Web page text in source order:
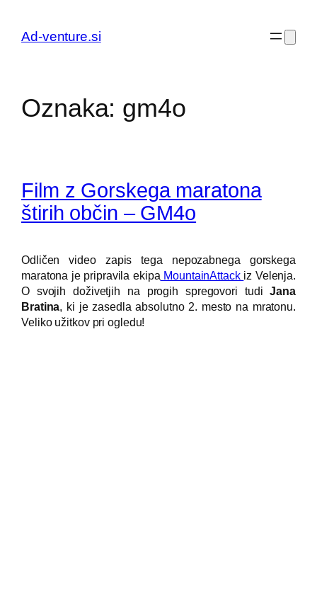
vsebino
Ad-venture.si
Oznaka: gm4o
Film z Gorskega maratona
štirih občin – GM4o
Odličen video zapis tega nepozabnega gorskega
maratona je pripravila ekipa MountainAttack iz Velenja.
O svojih doživetjih na progih spregovori tudiJana
Bratina, ki je zasedla absolutno 2. mesto na mratonu.
Veliko užitkov pri ogledu!